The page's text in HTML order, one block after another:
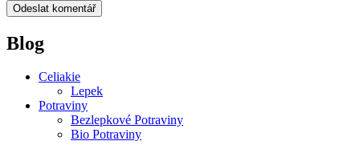
Blog
Celiakie
Lepek
Potraviny
Bezlepkové Potraviny
Bio Potraviny